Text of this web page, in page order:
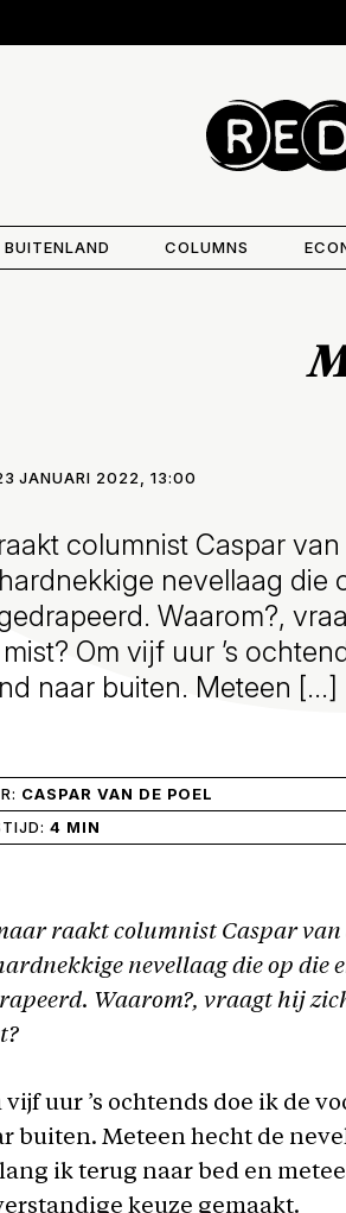
BUITENLAND COLUMNS
JANUARI 2022, 13:00
columnist Caspar
nevellaag die
Waarom?,
Om vijf uur ’s
naar buiten. Meteen […]
CASPAR VAN DE POEL
4 MIN
raakt columnist Caspar van
nevellaag die op die
Waarom?, vraagt hij
vijf uur ’s ochtends doe ik de
buiten. Meteen hecht de
ik terug naar bed en
keuze gemaakt.